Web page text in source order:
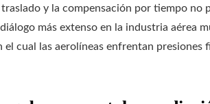
y la compensación por tiempo no
más extenso en la industria aérea
el cual las aerolíneas enfrentan presiones